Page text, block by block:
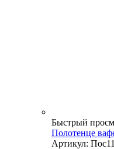
Быстрый
Полотенце
Артикул: